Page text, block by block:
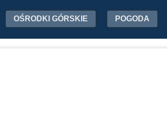
OŚRODKI GÓRSKIE POGODA